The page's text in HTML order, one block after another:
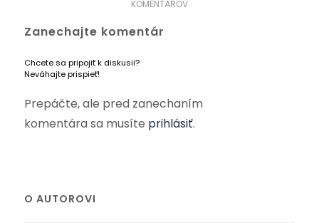
KOMENTÁROV
Zanechajte komentár
Chcete sa pripojiť k diskusii?
Neváhajte prispieť!
Prepáčte, ale pred zanechaním
komentára sa musíte prihlásiť.
O AUTOROVI